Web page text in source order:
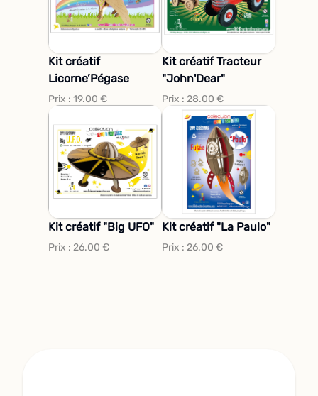
Kit créatif
Licorne’Pégase
Prix : 19.00 €
Kit créatif Tracteur
"John'Dear"
Prix : 28.00 €
Kit créatif "Big UFO"
Prix : 26.00 €
Kit créatif "La Paulo"
Prix : 26.00 €